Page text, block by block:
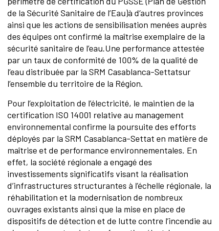
de la Sécurité Sanitaire de l’Eau)à d’autres provinces
ainsi que les actions de sensibilisation menées auprès
des équipes ont confirmé la maîtrise exemplaire de la
sécurité sanitaire de l’eau.Une performance attestée
par un taux de conformité de 100% de la qualité de
l’eau distribuée par la SRM Casablanca-Settatsur
l’ensemble du territoire de la Région.
Pour l’exploitation de l’électricité, le maintien de la
certification ISO 14001 relative au management
environnemental confirme la poursuite des efforts
déployés par la SRM Casablanca-Settat en matière de
maîtrise et de performance environnementales. En
effet, la société régionale a engagé des
investissements significatifs visant la réalisation
d’infrastructures structurantes à l’échelle régionale, la
réhabilitation et la modernisation de nombreux
ouvrages existants ainsi que la mise en place de
dispositifs de détection et de lutte contre l’incendie au